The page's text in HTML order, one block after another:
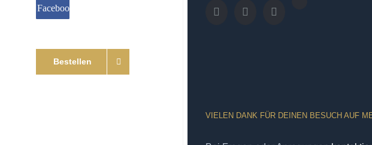
Facebook
Bestellen
VIELEN DANK FÜR DEINEN BESUCH AUF